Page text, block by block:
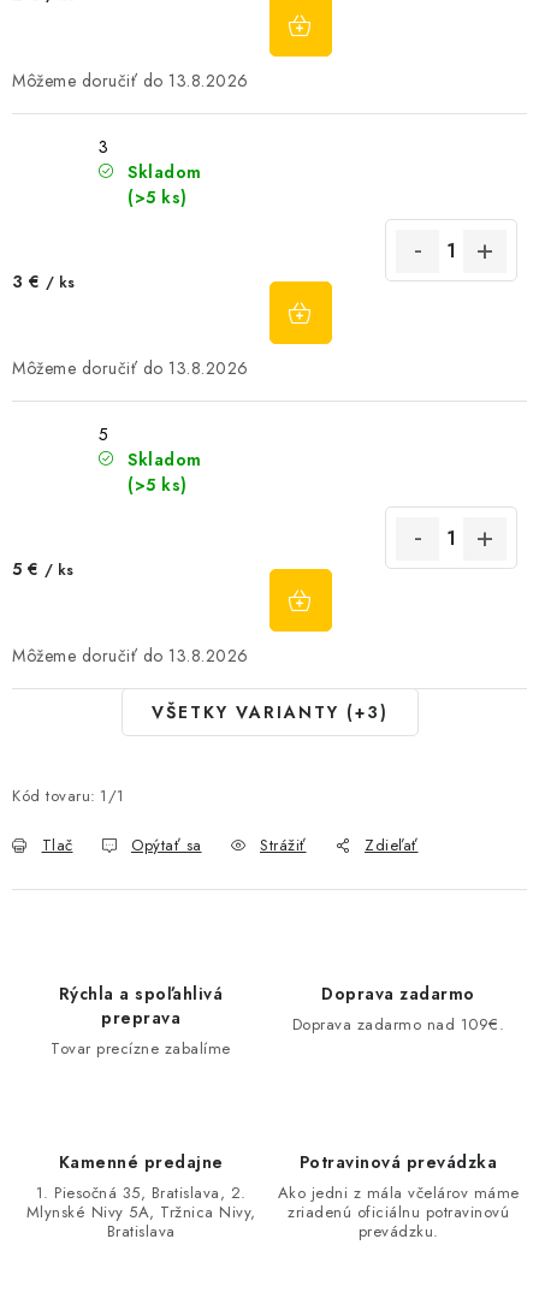
DO
13.8.2026
3
Skladom
(>5 ks)
3 € / ks DO
13.8.2026
5
Skladom
(>5 ks)
5 € / ks DO
13.8.2026
VŠETKY VARIANTY (+3)
Kód tovaru: 1/1
Tlač Opýtať sa Strážiť Zdieľať
Rýchla a spoľahlivá
preprava
Tovar precízne zabalíme
Doprava zadarmo
Doprava zadarmo nad 109€.
Kamenné predajne
1. Piesočná 35, Bratislava, 2.
Mlynské Nivy 5A, Tržnica Nivy,
Bratislava
Potravinová prevádzka
Ako jedni z mála včelárov máme
zriadenú oficiálnu potravinovú
prevádzku.